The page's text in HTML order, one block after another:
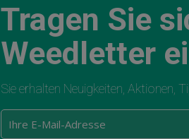
Tragen Sie
Weedletter
Sie erhalten Neuigkeiten, Aktionen,